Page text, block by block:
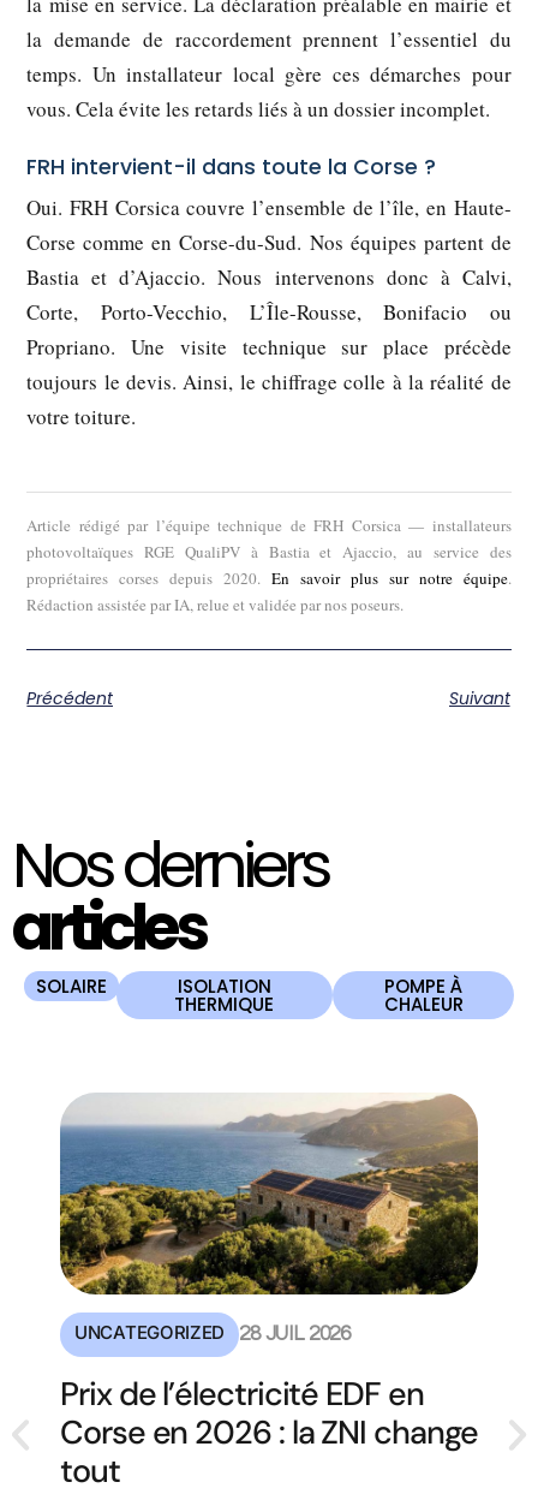
la demande de raccordement prennent l’essentiel du
temps. Un installateur local gère ces démarches pour
vous. Cela évite les retards liés à un dossier incomplet.
FRH intervient-il dans toute la Corse ?
Oui. FRH Corsica couvre l’ensemble de l’île, en Haute-
Corse comme en Corse-du-Sud. Nos équipes partent de
Bastia et d’Ajaccio. Nous intervenons donc à Calvi,
Corte, Porto-Vecchio, L’Île-Rousse, Bonifacio ou
Propriano. Une visite technique sur place précède
toujours le devis. Ainsi, le chiffrage colle à la réalité de
votre toiture.
Article rédigé par l’équipe technique de FRH Corsica — installateurs
photovoltaïques RGE QualiPV à Bastia et Ajaccio, au service des
propriétaires corses depuis 2020.En savoir plus sur notre équipe.
Rédaction assistée par IA, relue et validée par nos poseurs.
Précédent Suivant
Nos derniers
articles
SOLAIRE ISOLATION
THERMIQUE
POMPE À
CHALEUR
UNCATEGORIZED 28 JUIL 2026
Prix de l’électricité EDF en
Corse en 2026 : la ZNI change
tout